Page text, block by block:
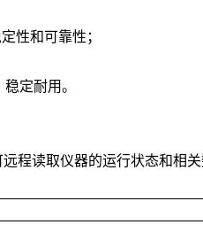
性和可靠性；
定耐用。
程读取仪器的运行状态和相关